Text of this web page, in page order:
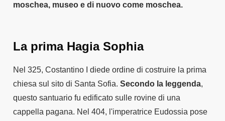
moschea, museo e di nuovo come moschea.
La prima Hagia Sophia
Nel 325, Costantino I diede ordine di costruire la prima
chiesa sul sito di Santa Sofia. Secondo la leggenda,
questo santuario fu edificato sulle rovine di una
cappella pagana. Nel 404, l'imperatrice Eudossia pose